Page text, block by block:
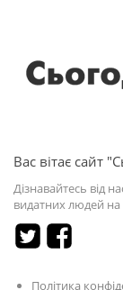
Вас вітає сайт
Дізнавайтесь від
видатних людей
Політика